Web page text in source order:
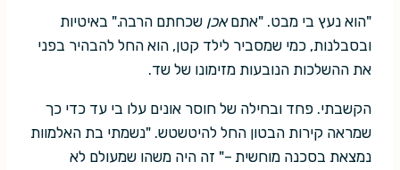
"הוא נעץ בי מבט. "אתםאכן שכחתם הרבה." באיטיות
ובסבלנות, כמי שמסביר לילד קטן, הוא החל להבהיר בפני
את ההשלכות הנובעות מזימונו של שד.
הקשבתי. פחד ובחילה של חוסר אונים עלו בי עד כדי כך
שמראה קירות הבטון החל להיטשטש. "נשמתי בת האלמוות
נמצאת בסכנה מוחשית –" זה היה משהו שמעולם לא